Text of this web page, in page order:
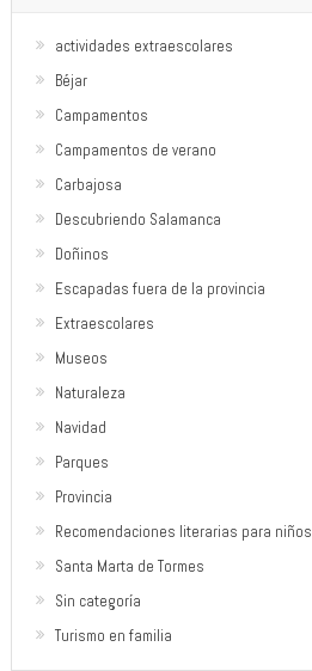
actividades extraescolares
Béjar
Campamentos
Campamentos de verano
Carbajosa
Descubriendo Salamanca
Doñinos
Escapadas fuera de la provincia
Extraescolares
Museos
Naturaleza
Navidad
Parques
Provincia
Recomendaciones literarias para niños
Santa Marta de Tormes
Sin categoría
Turismo en familia